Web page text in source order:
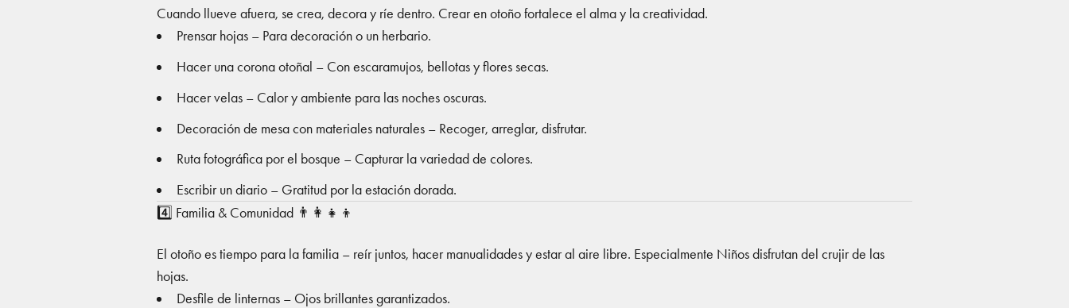
Cuando llueve afuera, se crea, decora y ríe dentro. Crear en otoño fortalece el alma y la creatividad.
Prensar hojas – Para decoración o un herbario.
Hacer una corona otoñal – Con escaramujos, bellotas y flores secas.
Hacer velas – Calor y ambiente para las noches oscuras.
Decoración de mesa con materiales naturales – Recoger, arreglar, disfrutar.
Ruta fotográfica por el bosque – Capturar la variedad de colores.
Escribir un diario – Gratitud por la estación dorada.
4️⃣ Familia & Comunidad 👨‍👩‍👧‍👦
El otoño es tiempo para la familia – reír juntos, hacer manualidades y estar al aire libre. Especialmente Niños disfrutan del crujir de las
hojas.
Desfile de linternas – Ojos brillantes garantizados.